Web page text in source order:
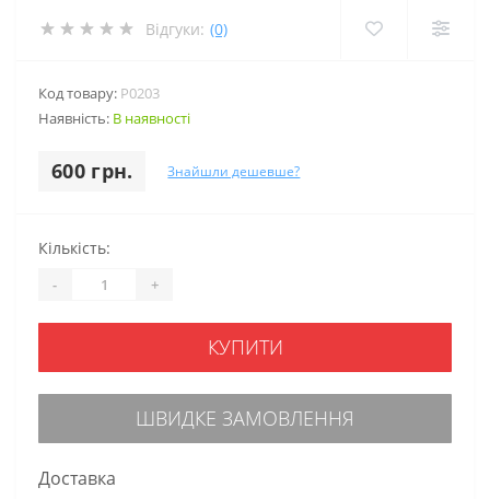
Відгуки: (0)
Код товару: P0203
Наявність: В наявності
600 грн. Знайшли дешевше?
Кількість:
- +
КУПИТИ
ШВИДКЕ ЗАМОВЛЕННЯ
Доставка